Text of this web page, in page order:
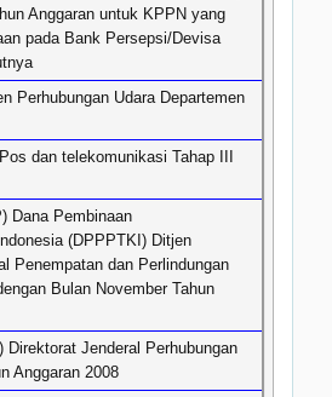
Anggaran untuk KPPN yang
pada Bank Persepsi/Devisa
Perhubungan Udara Departemen
dan telekomunikasi Tahap III
Dana Pembinaan
(DPPPTKI) Ditjen
Penempatan dan Perlindungan
Bulan November Tahun
Jenderal Perhubungan
Anggaran 2008